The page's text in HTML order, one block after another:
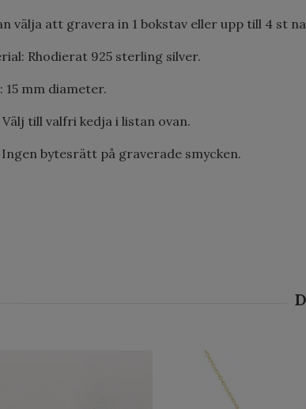
välja att gravera in 1 bokstav eller upp till 4 st
Rhodierat 925 sterling silver.
15 mm diameter.
till valfri kedja i listan ovan.
Ingen bytesrätt på graverade smycken.